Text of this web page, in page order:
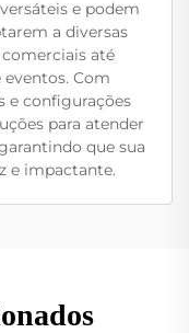
e podem
a diversas
até
Com
e configurações
para atender
que sua
e impactante.